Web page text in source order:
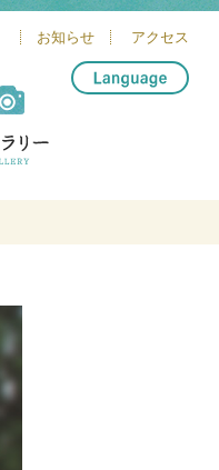
お知らせ アクセス